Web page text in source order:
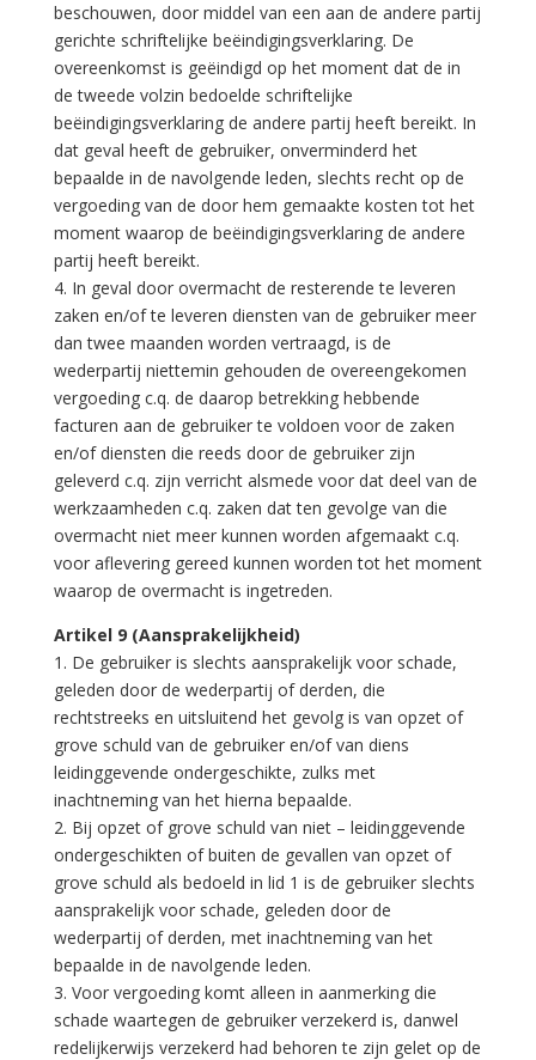
beschouwen, door middel van een aan de andere partij
gerichte schriftelijke beëindigingsverklaring. De
overeenkomst is geëindigd op het moment dat de in
de tweede volzin bedoelde schriftelijke
beëindigingsverklaring de andere partij heeft bereikt. In
dat geval heeft de gebruiker, onverminderd het
bepaalde in de navolgende leden, slechts recht op de
vergoeding van de door hem gemaakte kosten tot het
moment waarop de beëindigingsverklaring de andere
partij heeft bereikt.
4. In geval door overmacht de resterende te leveren
zaken en/of te leveren diensten van de gebruiker meer
dan twee maanden worden vertraagd, is de
wederpartij niettemin gehouden de overeengekomen
vergoeding c.q. de daarop betrekking hebbende
facturen aan de gebruiker te voldoen voor de zaken
en/of diensten die reeds door de gebruiker zijn
geleverd c.q. zijn verricht alsmede voor dat deel van de
werkzaamheden c.q. zaken dat ten gevolge van die
overmacht niet meer kunnen worden afgemaakt c.q.
voor aflevering gereed kunnen worden tot het moment
waarop de overmacht is ingetreden.
Artikel 9 (Aansprakelijkheid)
1. De gebruiker is slechts aansprakelijk voor schade,
geleden door de wederpartij of derden, die
rechtstreeks en uitsluitend het gevolg is van opzet of
grove schuld van de gebruiker en/of van diens
leidinggevende ondergeschikte, zulks met
inachtneming van het hierna bepaalde.
2. Bij opzet of grove schuld van niet – leidinggevende
ondergeschikten of buiten de gevallen van opzet of
grove schuld als bedoeld in lid 1 is de gebruiker slechts
aansprakelijk voor schade, geleden door de
wederpartij of derden, met inachtneming van het
bepaalde in de navolgende leden.
3. Voor vergoeding komt alleen in aanmerking die
schade waartegen de gebruiker verzekerd is, danwel
redelijkerwijs verzekerd had behoren te zijn gelet op de